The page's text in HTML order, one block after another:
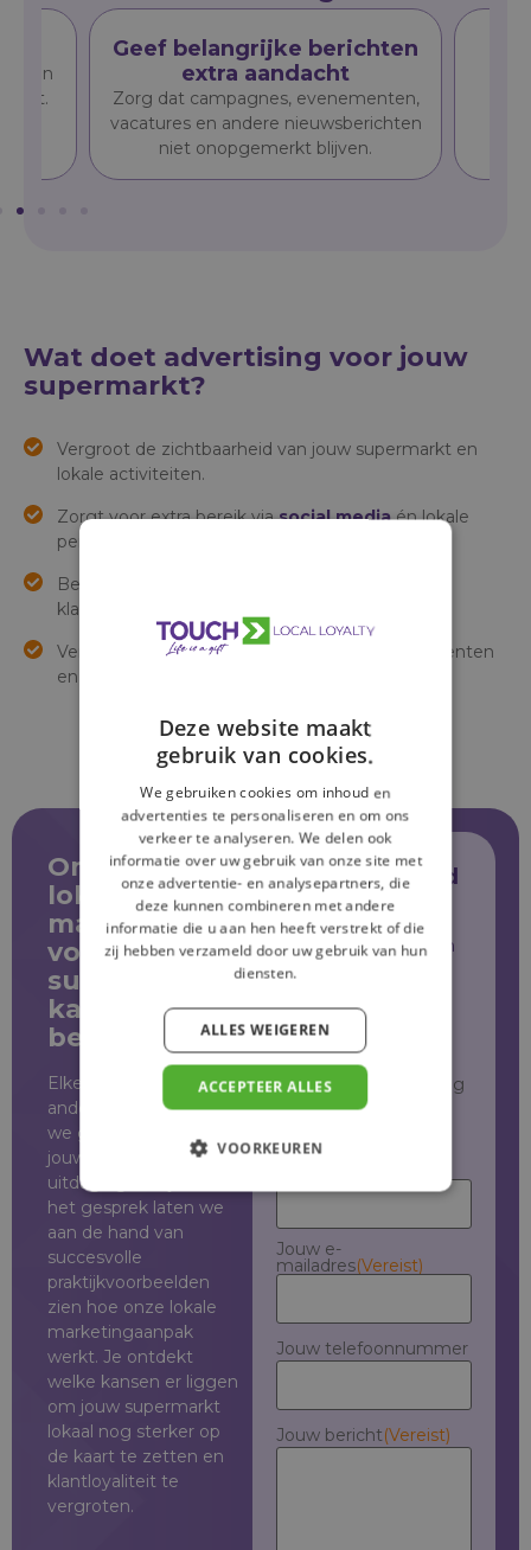
Geef belangrijke berichten
extra aandacht
Zorg dat campagnes, evenementen,
vacatures en andere nieuwsberichten
niet onopgemerkt blijven.
Wat doet advertising voor jouw
supermarkt?
Vergroot de zichtbaarheid van jouw supermarkt en
lokale activiteiten.
Zorgt voor extra bereik viasocial mediaén lokale
pers.
Bereikt zowel bestaande als potentiële nieuwe
klanten.
Versterkt de impact van
, evenementen
en andere belangrijke momenten.
Ontdek wat
lokale
marketing
voor jouw
supermarkt
kan
betekenen.
Elke supermarkt is
anders. Daarom kijken
we graag samen naar
jouw situatie en
uitdagingen. Tijdens
het gesprek laten we
aan de hand van
succesvolle
praktijkvoorbeelden
zien hoe onze lokale
marketingaanpak
werkt. Je ontdekt
welke kansen er liggen
om jouw supermarkt
lokaal nog sterker op
de kaart te zetten en
klantloyaliteit te
vergroten.
Plan vrijblijvend
je afspraak
Vul je gegevens in en
onze experts nemen
Maak een
keuze(Vereist)
Ik vertegenwoordig
een bedrijf
Ik ben een
Jouw e-
mailadres(Vereist)
Jouw telefoonnummer
Jouw bericht(Vereist)
Deze website maakt
gebruik van cookies.
We gebruiken cookies om inhoud en
advertenties te personaliseren en om ons
verkeer te analyseren. We delen ook
informatie over uw gebruik van onze site met
onze advertentie- en analysepartners, die
deze kunnen combineren met andere
informatie die u aan hen heeft verstrekt of die
zij hebben verzameld door uw gebruik van hun
diensten.
ACCEPTEER ALLES
ALLES WEIGEREN
VOORKEUREN